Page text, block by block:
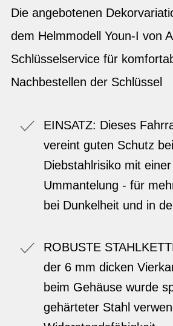
Die angebotenen
dem Helmmodell Youn-I von
Schlüsselservice für
Nachbestellen der Schlüssel
EINSATZ: Dieses
vereint guten Schutz
Diebstahlrisiko mit
Ummantelung - für
bei Dunkelheit und in
ROBUSTE
der 6 mm dicken
beim Gehäuse wurde
gehärteter Stahl